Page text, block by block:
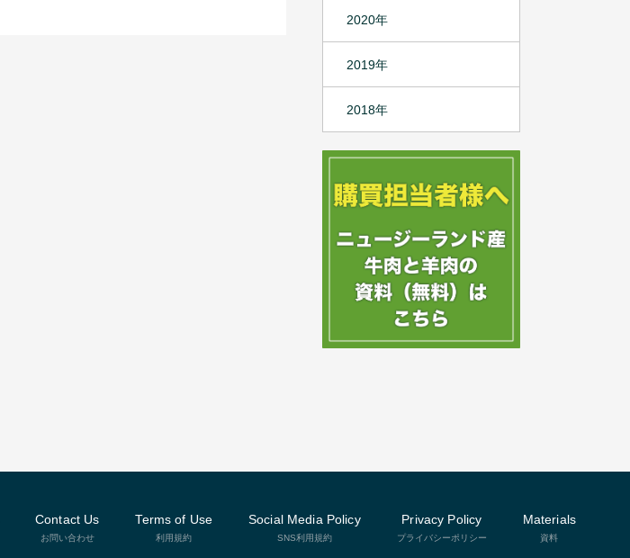
2020年
2019年
2018年
Contact Us
お問い合わせ
Terms of Use
利用規約
Social Media Policy
SNS利用規約
Privacy Policy
プライバシーポリシー
Materials
資料